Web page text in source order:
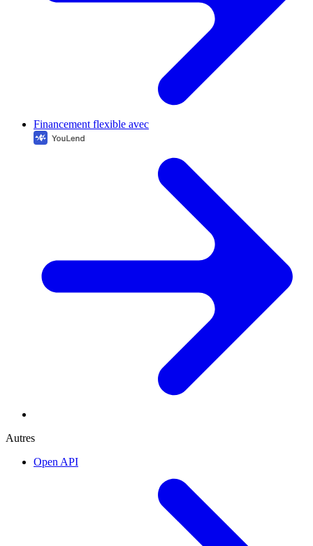
Financement flexible avec
Autres
Open API